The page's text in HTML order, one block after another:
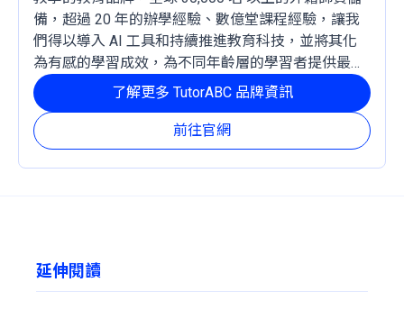
備，超過 20 年的辦學經驗、數億堂課程經驗，讓我
們得以導入 AI 工具和持續推進教育科技，並將其化
為有感的學習成效，為不同年齡層的學習者提供最穩
定且有效的成長路徑。
前往官網
了解更多 TutorABC 品牌資訊
延伸閱讀